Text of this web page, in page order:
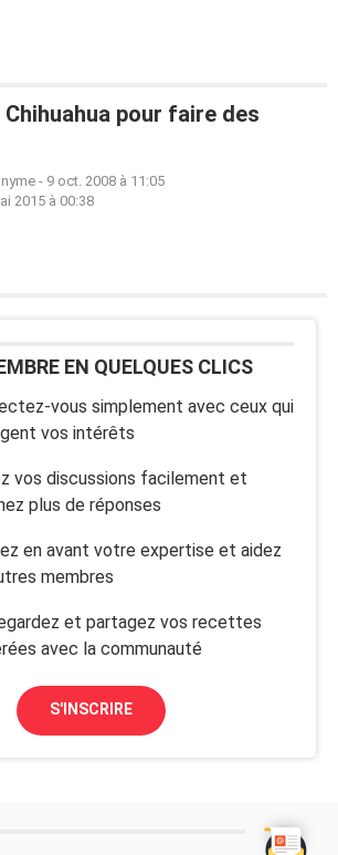
Chihuahua pour faire des
- 9 oct. 2008 à 11:05
2015 à 00:38
EN QUELQUES CLICS
vous simplement avec ceux qui
vos intérêts
vos discussions facilement et
plus de réponses
en avant votre expertise et aidez
membres
et partagez vos recettes
avec la communauté
S'INSCRIRE